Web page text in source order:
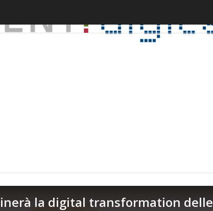
la digital transformation delle